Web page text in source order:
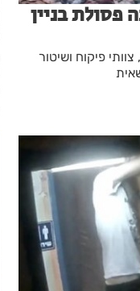
בניין
פיקוח ושיטור